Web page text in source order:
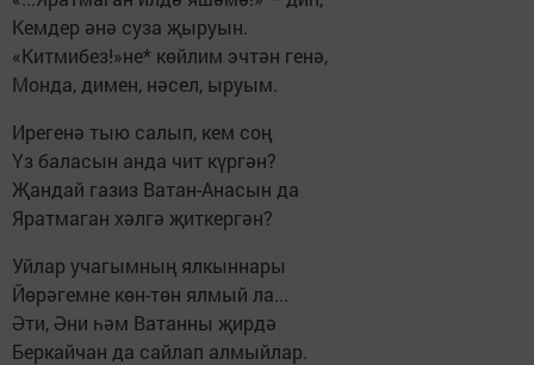
Кемдер әнә суза җыруын.
«Китмибез!»не* көйлим эчтән генә,
Монда, димен, нәсел, ыруым.
Ирегенә тыю салып, кем соң
Үз баласын анда чит күргән?
Җандай газиз Ватан-Анасын да
Яратмаган хәлгә җиткергән?
Уйлар учагымның ялкыннары
Йөрәгемне көн-төн ялмый ла...
Әти, Әни һәм Ватанны җирдә
Беркайчан да сайлап алмыйлар.